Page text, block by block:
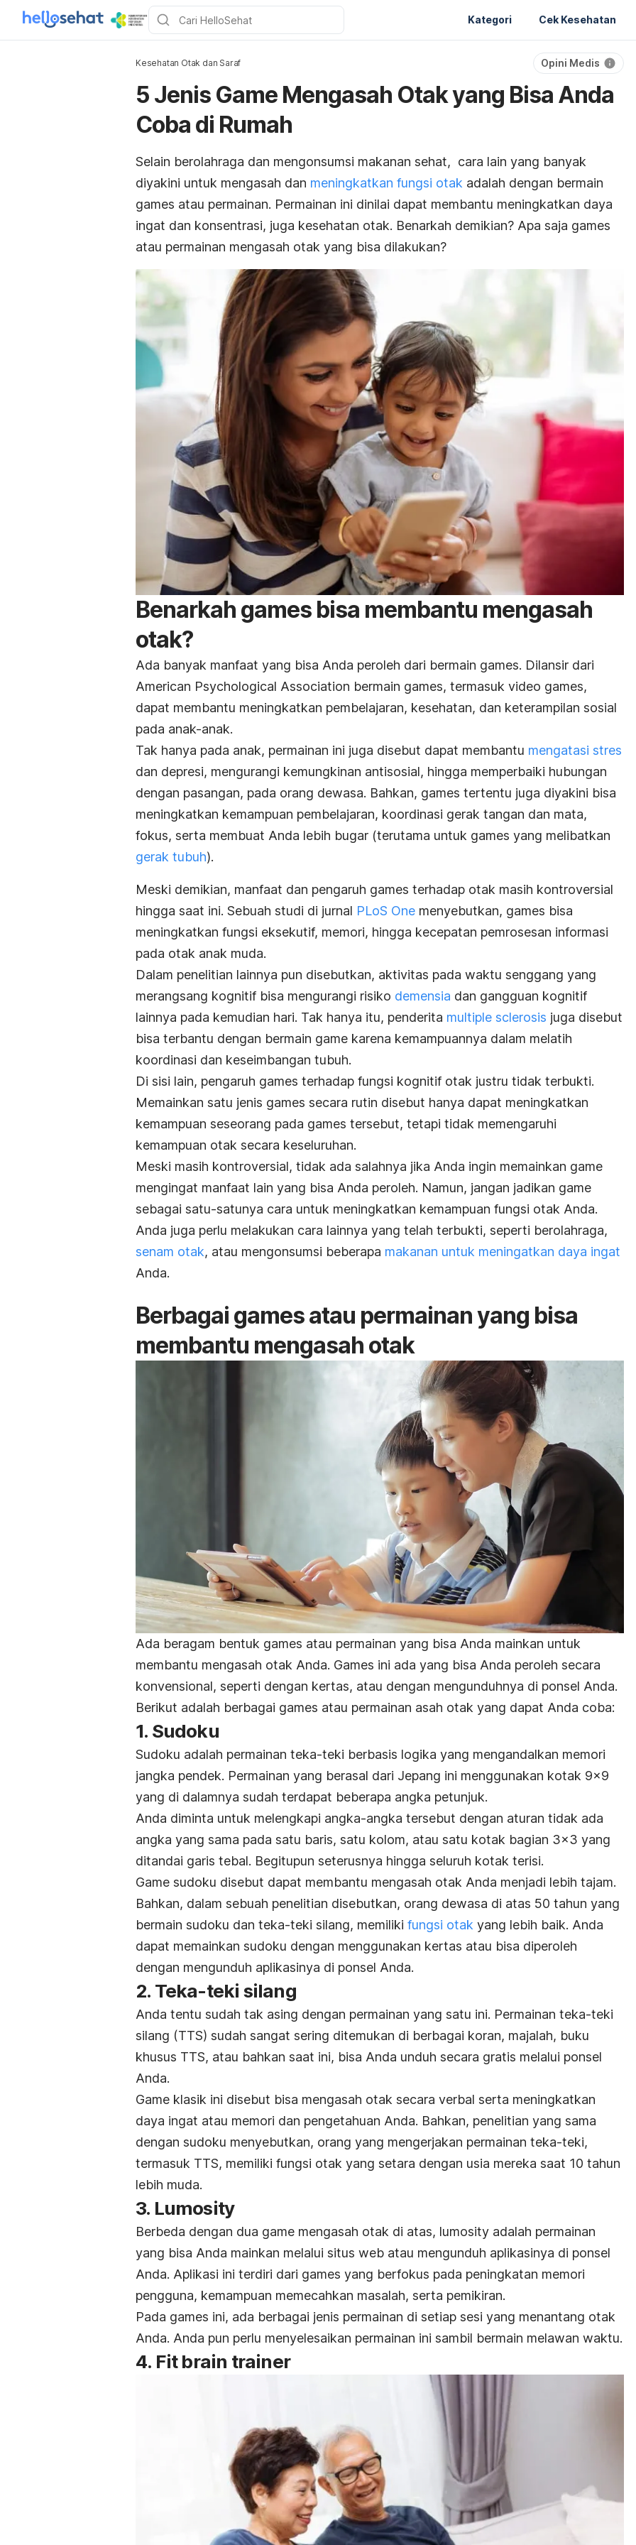
Kategori Cek Kesehatan
Kesehatan Otak dan Saraf Opini Medis
5 Jenis Game Mengasah Otak yang Bisa Anda
Coba di Rumah
Selain berolahraga dan mengonsumsi makanan sehat, cara lain yang banyak
diyakini untuk mengasah dan meningkatkan fungsi otak adalah dengan bermain
games atau permainan. Permainan ini dinilai dapat membantu meningkatkan daya
ingat dan konsentrasi, juga kesehatan otak. Benarkah demikian? Apa saja games
atau permainan mengasah otak yang bisa dilakukan?
Benarkah games bisa membantu mengasah
otak?
Ada banyak manfaat yang bisa Anda peroleh dari bermain games. Dilansir dari
American Psychological Association bermain games, termasuk video games,
dapat membantu meningkatkan pembelajaran, kesehatan, dan keterampilan sosial
pada anak-anak.
Tak hanya pada anak, permainan ini juga disebut dapat membantu mengatasi stres
dan depresi, mengurangi kemungkinan antisosial, hingga memperbaiki hubungan
dengan pasangan, pada orang dewasa. Bahkan, games tertentu juga diyakini bisa
meningkatkan kemampuan pembelajaran, koordinasi gerak tangan dan mata,
fokus, serta membuat Anda lebih bugar (terutama untuk games yang melibatkan
gerak tubuh).
Meski demikian, manfaat dan pengaruh games terhadap otak masih kontroversial
hingga saat ini. Sebuah studi di jurnal PLoS One menyebutkan, games bisa
meningkatkan fungsi eksekutif, memori, hingga kecepatan pemrosesan informasi
pada otak anak muda.
Dalam penelitian lainnya pun disebutkan, aktivitas pada waktu senggang yang
merangsang kognitif bisa mengurangi risiko demensia dan gangguan kognitif
lainnya pada kemudian hari. Tak hanya itu, penderita multiple sclerosis juga disebut
bisa terbantu dengan bermain game karena kemampuannya dalam melatih
koordinasi dan keseimbangan tubuh.
Di sisi lain, pengaruh games terhadap fungsi kognitif otak justru tidak terbukti.
Memainkan satu jenis games secara rutin disebut hanya dapat meningkatkan
kemampuan seseorang pada games tersebut, tetapi tidak memengaruhi
kemampuan otak secara keseluruhan.
Meski masih kontroversial, tidak ada salahnya jika Anda ingin memainkan game
mengingat manfaat lain yang bisa Anda peroleh. Namun, jangan jadikan game
sebagai satu-satunya cara untuk meningkatkan kemampuan fungsi otak Anda.
Anda juga perlu melakukan cara lainnya yang telah terbukti, seperti berolahraga,
senam otak, atau mengonsumsi beberapa makanan untuk meningatkan daya ingat
Anda.
Berbagai games atau permainan yang bisa
membantu mengasah otak
Ada beragam bentuk games atau permainan yang bisa Anda mainkan untuk
membantu mengasah otak Anda. Games ini ada yang bisa Anda peroleh secara
konvensional, seperti dengan kertas, atau dengan mengunduhnya di ponsel Anda.
Berikut adalah berbagai games atau permainan asah otak yang dapat Anda coba:
1. Sudoku
Sudoku adalah permainan teka-teki berbasis logika yang mengandalkan memori
jangka pendek. Permainan yang berasal dari Jepang ini menggunakan kotak 9×9
yang di dalamnya sudah terdapat beberapa angka petunjuk.
Anda diminta untuk melengkapi angka-angka tersebut dengan aturan tidak ada
angka yang sama pada satu baris, satu kolom, atau satu kotak bagian 3×3 yang
ditandai garis tebal. Begitupun seterusnya hingga seluruh kotak terisi.
Game sudoku disebut dapat membantu mengasah otak Anda menjadi lebih tajam.
Bahkan, dalam sebuah penelitian disebutkan, orang dewasa di atas 50 tahun yang
bermain sudoku dan teka-teki silang, memiliki fungsi otak yang lebih baik. Anda
dapat memainkan sudoku dengan menggunakan kertas atau bisa diperoleh
dengan mengunduh aplikasinya di ponsel Anda.
2. Teka-teki silang
Anda tentu sudah tak asing dengan permainan yang satu ini. Permainan teka-teki
silang (TTS) sudah sangat sering ditemukan di berbagai koran, majalah, buku
khusus TTS, atau bahkan saat ini, bisa Anda unduh secara gratis melalui ponsel
Anda.
Game klasik ini disebut bisa mengasah otak secara verbal serta meningkatkan
daya ingat atau memori dan pengetahuan Anda. Bahkan, penelitian yang sama
dengan sudoku menyebutkan, orang yang mengerjakan permainan teka-teki,
termasuk TTS, memiliki fungsi otak yang setara dengan usia mereka saat 10 tahun
lebih muda.
3. Lumosity
Berbeda dengan dua game mengasah otak di atas, lumosity adalah permainan
yang bisa Anda mainkan melalui situs web atau mengunduh aplikasinya di ponsel
Anda. Aplikasi ini terdiri dari games yang berfokus pada peningkatan memori
pengguna, kemampuan memecahkan masalah, serta pemikiran.
Pada games ini, ada berbagai jenis permainan di setiap sesi yang menantang otak
Anda. Anda pun perlu menyelesaikan permainan ini sambil bermain melawan waktu.
4. Fit brain trainer